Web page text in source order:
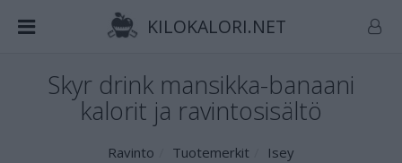
KILOKALORI.NET
Skyr drink mansikka-banaani
kalorit ja ravintosisältö
Ravinto Tuotemerkit Isey